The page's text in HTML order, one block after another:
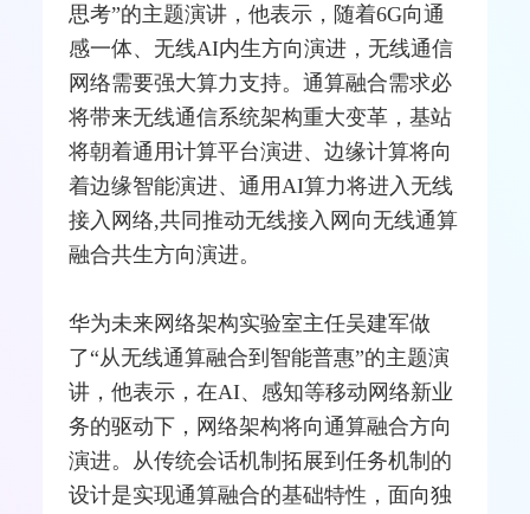
思考”的主题演讲，他表示，随着6G向通
感一体、无线AI内生方向演进，无线通信
网络需要强大算力支持。通算融合需求必
将带来无线通信系统架构重大变革，基站
将朝着通用计算平台演进、边缘计算将向
着边缘智能演进、通用AI算力将进入无线
接入网络,共同推动无线接入网向无线通算
融合共生方向演进。
华为未来网络架构实验室主任吴建军做
了“从无线通算融合到智能普惠”的主题演
讲，他表示，在AI、感知等移动网络新业
务的驱动下，网络架构将向通算融合方向
演进。从传统会话机制拓展到任务机制的
设计是实现通算融合的基础特性，面向独